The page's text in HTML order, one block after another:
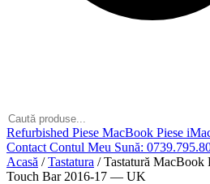
Refurbished Piese MacBook Piese
Contact Contul Meu Sună:
Acasă / Tastatura / Tastatură
Touch Bar 2016-17 — UK